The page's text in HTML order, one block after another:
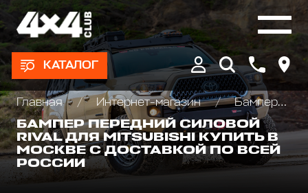
КАТАЛОГ
Главная Интернет-магазин
Бамперы и пороги силовые, площадки под лебедку
БАМПЕР ПЕРЕДНИЙ СИЛОВОЙ
RIVAL ДЛЯ MITSUBISHI КУПИТЬ В
МОСКВЕ С ДОСТАВКОЙ ПО ВСЕЙ
РОССИИ